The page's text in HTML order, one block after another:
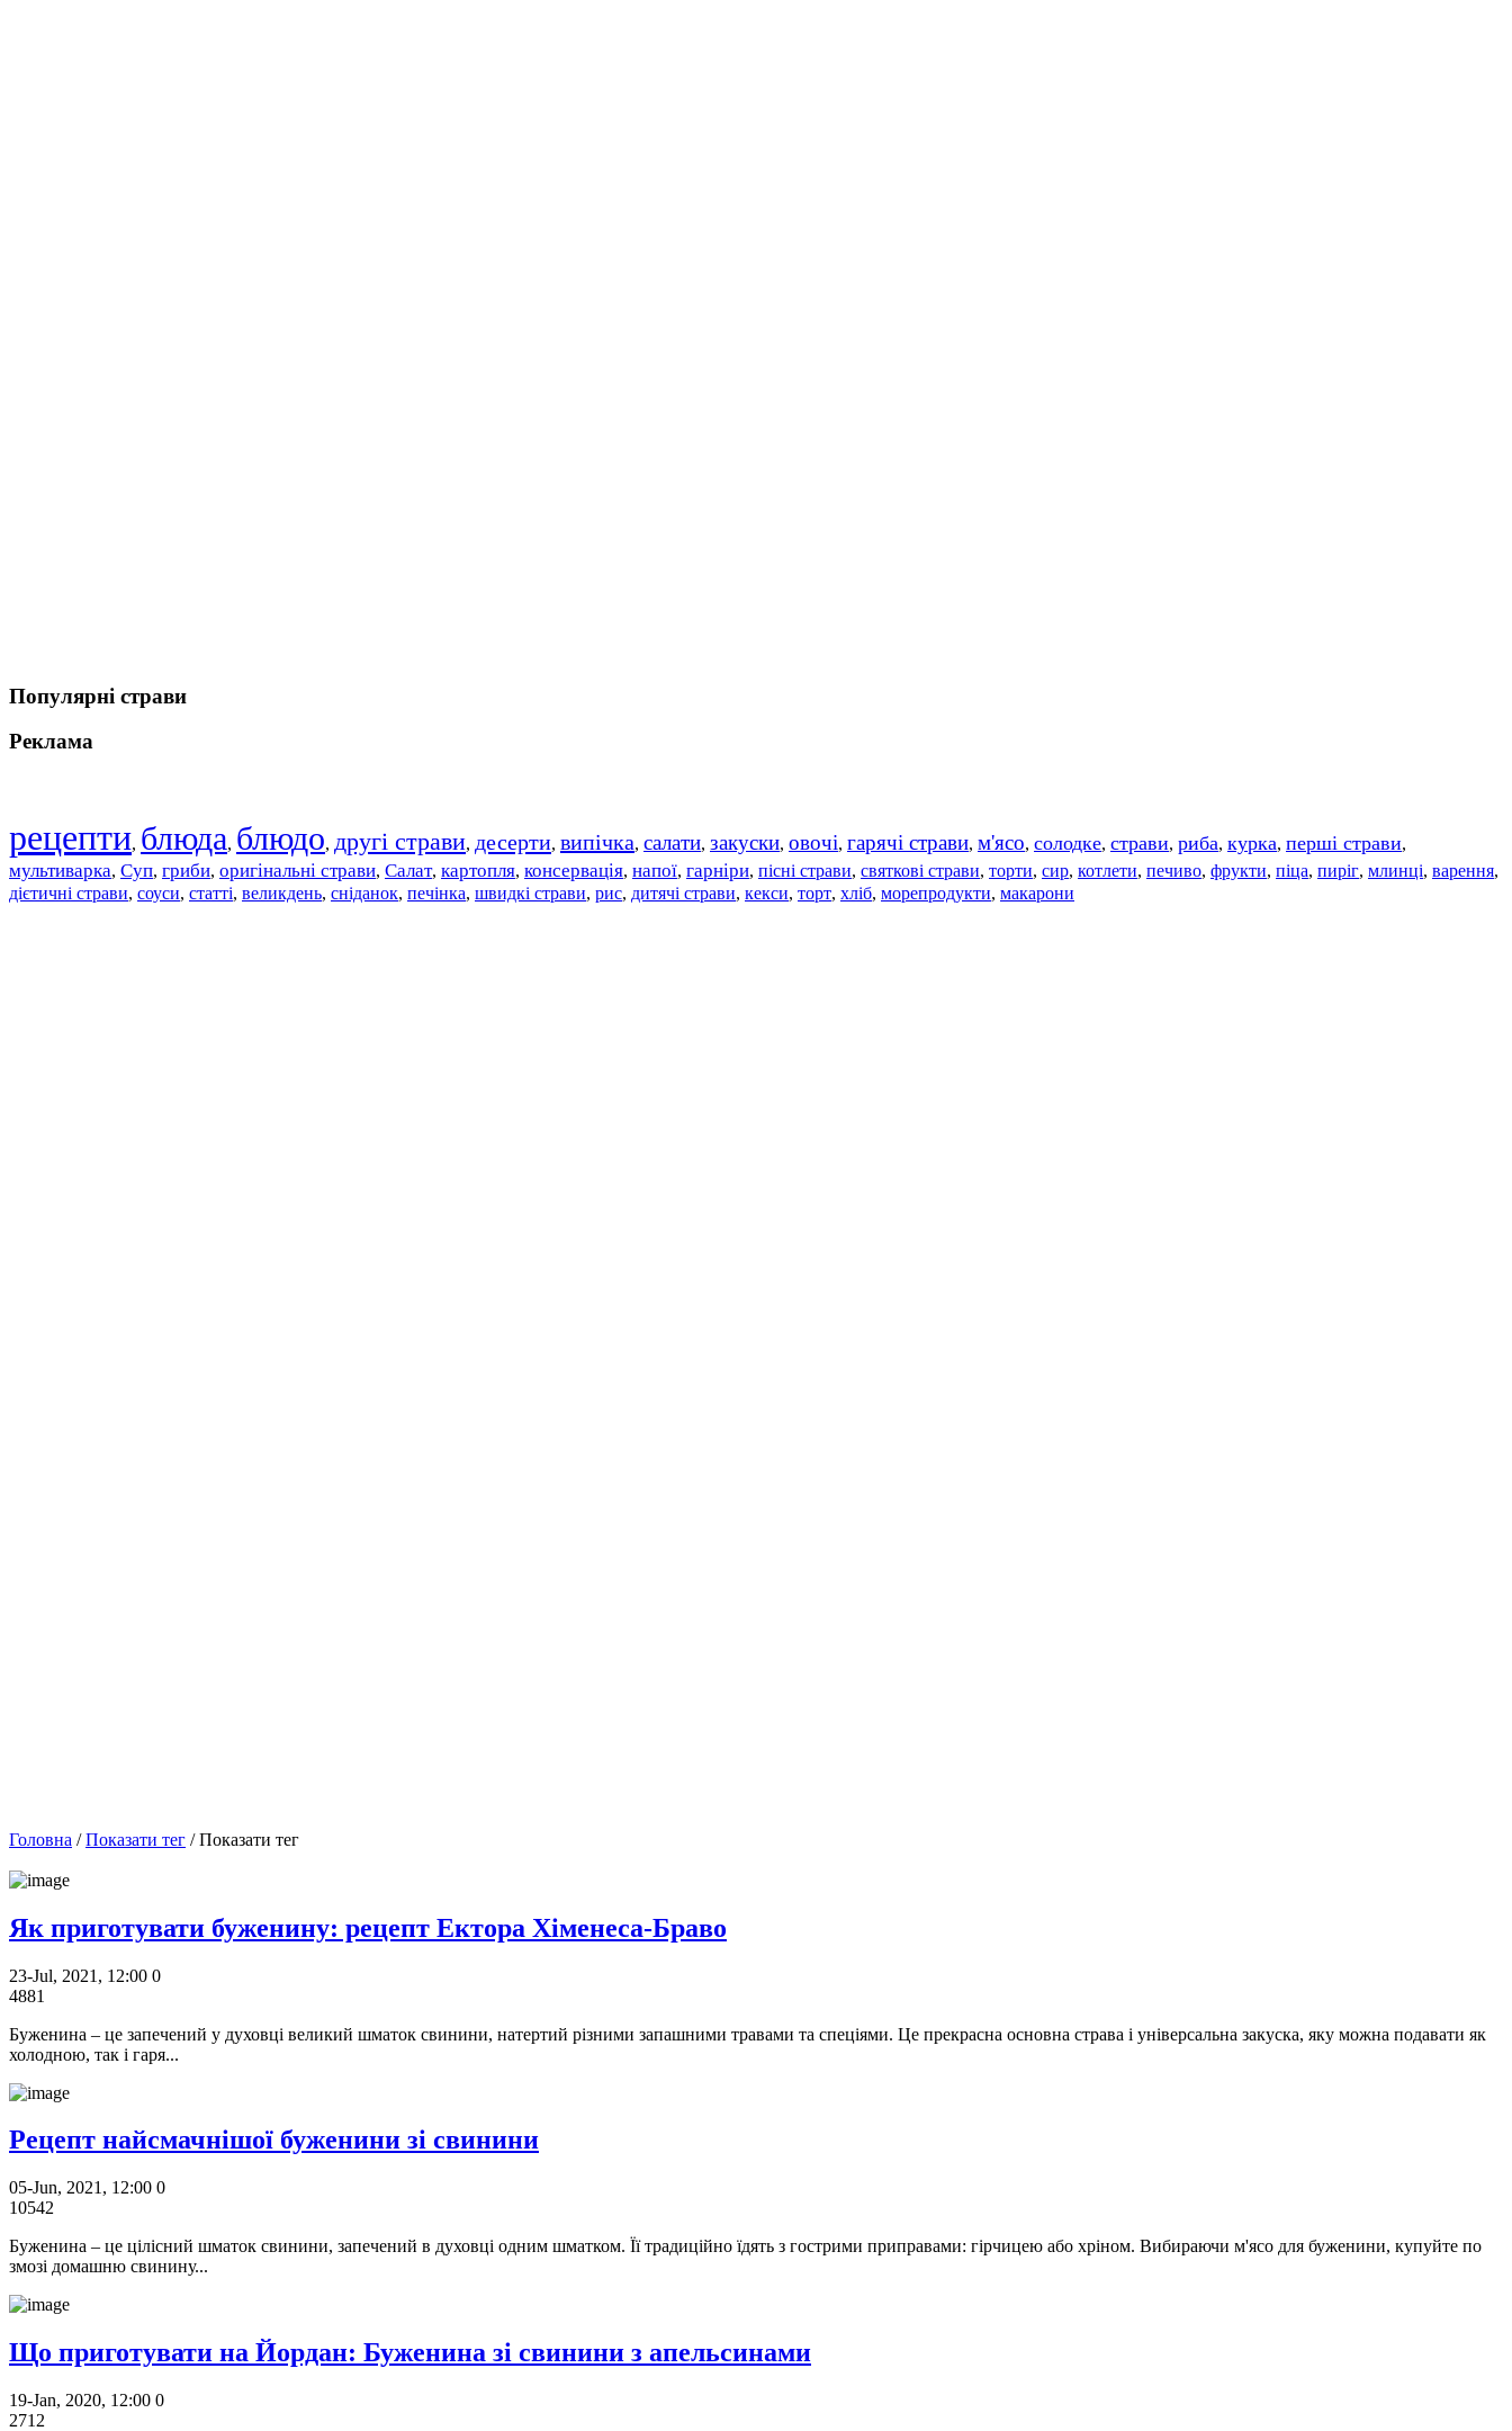
Популярні страви
Реклама
рецепти, блюда, блюдо, другі страви, десерти, випічка, салати, закуски, овочі, гарячі страви, м'ясо, солодке, страви, риба, курка, перші страви,
мультиварка, Суп, гриби, оригінальні страви, Салат, картопля, консервація, напої, гарніри, пісні страви, святкові страви, торти, сир, котлети, печиво, фрукти, піца, пиріг, млинці, варення,
дієтичні страви, соуси, статті, великдень, сніданок, печінка, швидкі страви, рис, дитячі страви, кекси, торт, хліб, морепродукти, макарони
Головна /Показати тег / Показати тег
Як приготувати буженину: рецепт Ектора Хіменеса-Браво
23-Jul, 2021, 12:00 0
4881
Буженина – це запечений у духовці великий шматок свинини, натертий різними запашними травами та спеціями. Це прекрасна основна страва і універсальна закуска, яку можна подавати як
холодною, так і гаря...
Рецепт найсмачнішої буженини зі свинини
05-Jun, 2021, 12:00 0
10542
Буженина – це цілісний шматок свинини, запечений в духовці одним шматком. Її традиційно їдять з гострими приправами: гірчицею або хріном. Вибираючи м'ясо для буженини, купуйте по
змозі домашню свинину...
Що приготувати на Йордан: Буженина зі свинини з апельсинами
19-Jan, 2020, 12:00 0
2712